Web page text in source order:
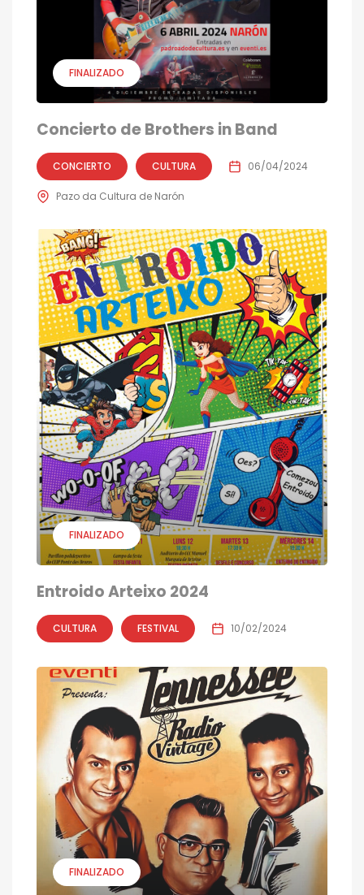
FINALIZADO
Concierto de Brothers in Band
CONCIERTO CULTURA 06/04/2024
Pazo da Cultura de Narón
FINALIZADO
Entroido Arteixo 2024
CULTURA FESTIVAL 10/02/2024
FINALIZADO